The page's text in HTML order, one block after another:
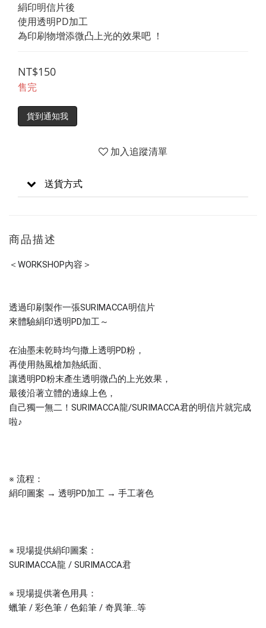
絹印明信片後
使用透明PD加工
為印刷物增添微凸上光的效果吧 ！
NT$150
售完
貨到通知我
加入追蹤清單
送貨方式
商品描述
＜WORKSHOP內容＞
透過印刷製作一張SURIMACCA明信片
來體驗絹印透明PD加工～
在油墨未乾時均勻撒上透明PD粉，
再使用熱風槍加熱紙面、
讓透明PD粉末產生透明微凸的上光效果，
最後沿著立體的邊線上色，
自己獨一無二！SURIMACCA龍/SURIMACCA君的明信片就完成
啦♪
※ 流程：
絹印圖案 → 透明PD加工 → 手工著色
※ 現場提供絹印圖案：
SURIMACCA龍 / SURIMACCA君
※ 現場提供著色用具：
蠟筆 / 彩色筆 / 色鉛筆 / 奇異筆...等